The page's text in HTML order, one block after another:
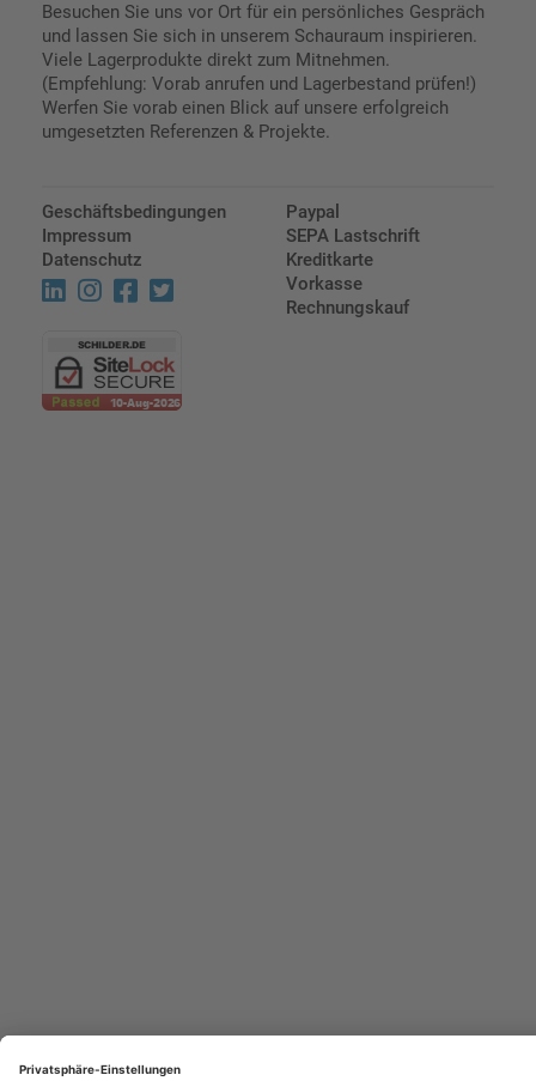
Besuchen Sie uns vor Ort für ein persönliches Gespräch
und lassen Sie sich in unserem Schauraum inspirieren.
Viele Lagerprodukte direkt zum Mitnehmen.
(Empfehlung: Vorab anrufen und Lagerbestand prüfen!)
Werfen Sie vorab einen Blick auf unsere erfolgreich
umgesetzten Referenzen & Projekte.
Geschäftsbedingungen
Impressum
Datenschutz
Paypal
SEPA Lastschrift
Kreditkarte
Vorkasse
Rechnungskauf